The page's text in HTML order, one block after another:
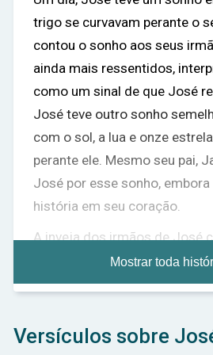
trigo se curvavam perante o
contou o sonho aos seus
ainda mais ressentidos,
como um sinal de que José
José teve outro sonho
com o sol, a lua e onze
perante ele. Mesmo seu pai,
José por esse sonho,
história em seu coração.
A inveja dos irmãos de José
crítico quando Jacó enviou
bem-estar deles enquanto
conspiraram para matá-lo. No
Mostrar toda
Versículos sobre